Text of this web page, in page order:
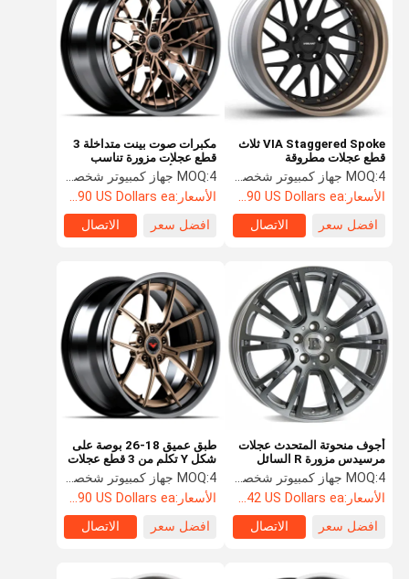
VIA Staggered Spoke ثلاث
قطع عجلات مطروقة
VARIANT TKB-3P
MOQ:4 جهاز كمبيوتر شخصى
الأسعار:Starting at $890 US Dollars ea
افضل سعر
الاتصال
مكبرات صوت بينت متداخلة 3
قطع عجلات مزورة تناسب
ماكلارين أودي R8
MOQ:4 جهاز كمبيوتر شخصى
الأسعار:Starting at $890 US Dollars ea
افضل سعر
الاتصال
أجوف منحوتة المتحدث عجلات
مرسيدس مزورة R السائل
التيتانيوم
MOQ:4 جهاز كمبيوتر شخصى
الأسعار:Starting at $242 US Dollars ea
افضل سعر
الاتصال
طبق عميق 18-26 بوصة على
شكل Y تكلم من 3 قطع عجلات
مزورة VMP-305
MOQ:4 جهاز كمبيوتر شخصى
الأسعار:Starting at $890 US Dollars ea
افضل سعر
الاتصال